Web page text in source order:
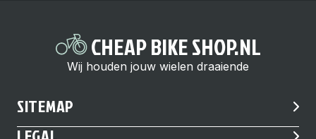
CHEAP BIKE SHOP.NL
Wij houden jouw wielen draaiende
SITEMAP